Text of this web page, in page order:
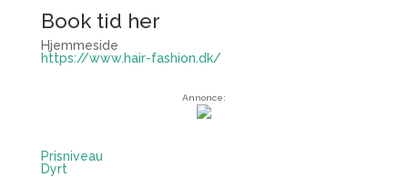
Book tid her
Hjemmeside
https://www.hair-fashion.dk/
Annonce:
Prisniveau
Dyrt